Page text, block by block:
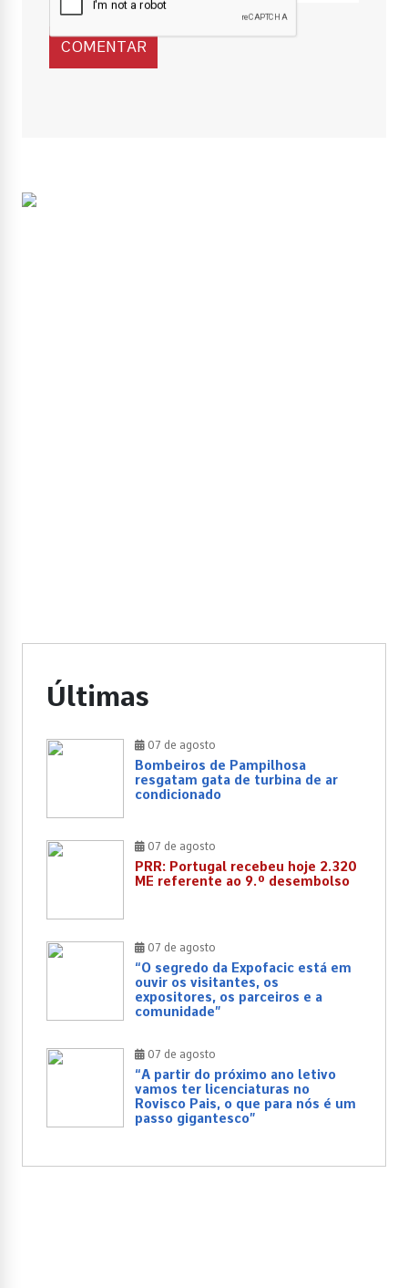
Últimas
07 de agosto
Bombeiros de Pampilhosa
resgatam gata de turbina de ar
condicionado
07 de agosto
PRR: Portugal recebeu hoje 2.320
ME referente ao 9.º desembolso
07 de agosto
“O segredo da Expofacic está em
ouvir os visitantes, os
expositores, os parceiros e a
comunidade”
07 de agosto
“A partir do próximo ano letivo
vamos ter licenciaturas no
Rovisco Pais, o que para nós é um
passo gigantesco”